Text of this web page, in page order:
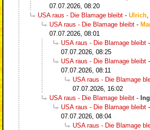
07.07.2026, 08:20
USA raus - Die Blamage bleibt - Ulrich,
USA raus - Die Blamage bleibt -
07.07.2026, 08:01
USA raus - Die Blamage bleibt -
07.07.2026, 08:25
USA raus - Die Blamage bleibt -
07.07.2026, 08:11
USA raus - Die Blamage
07.07.2026, 16:02
USA raus - Die Blamage bleibt -
USA raus - Die Blamage bleibt -
07.07.2026, 08:04
USA raus - Die Blamage